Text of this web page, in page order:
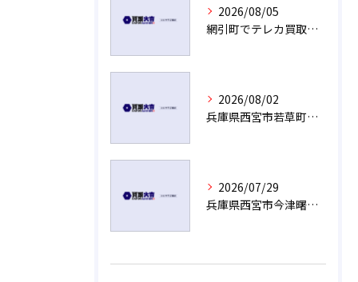
2026/08/05
網引町でテレカ買取現金支払いの秘密
2026/08/02
兵庫県西宮市若草町で長年使っていないエルメス ボリード売却のポイント
2026/07/29
兵庫県西宮市今津曙町で電池が切れたグッチの腕時計もご相談ください